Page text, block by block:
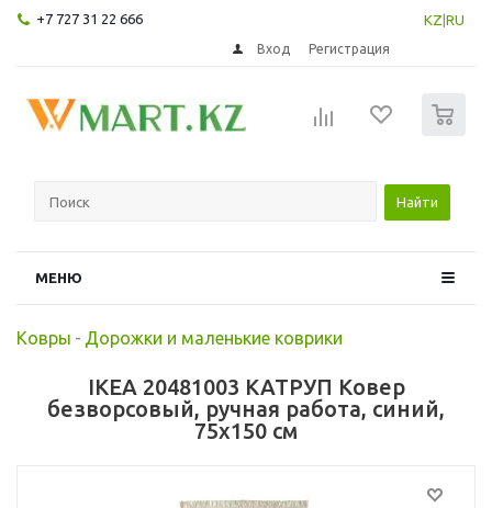
+7 727 31 22 666 KZ RU
Вход Регистрация
Найти
МЕНЮ
Ковры - Дорожки и маленькие коврики
IKEA 20481003 КАТРУП Ковер
безворсовый, ручная работа, синий,
75x150 см